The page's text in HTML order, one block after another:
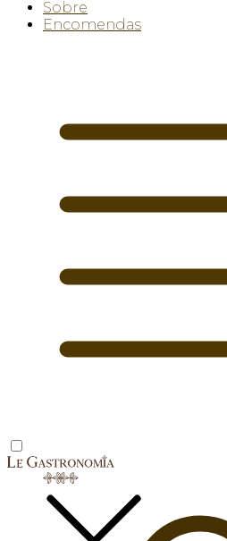
Sobre
Encomendas